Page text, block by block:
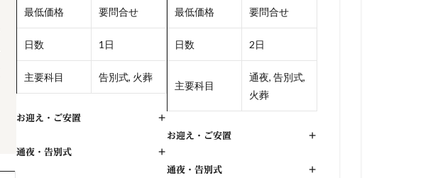
最低価格 要問合せ
日数 1日
主要科目 告別式, 火葬
お迎え・ご安置 +
通夜・告別式 +
最低価格 要問合せ
日数 2日
主要科目
通夜, 告別式,
火葬
お迎え・ご安置 +
通夜・告別式 +